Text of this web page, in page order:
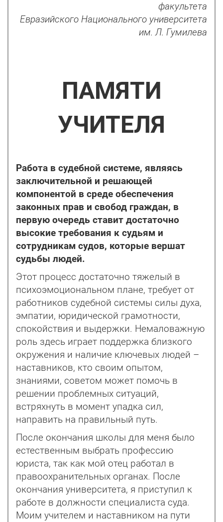
факультета
Евразийского Национального университета
им. Л. Гумилева
ПАМЯТИ
УЧИТЕЛЯ
Работа в судебной системе, являясь
заключительной и решающей
компонентой в среде обеспечения
законных прав и свобод граждан, в
первую очередь ставит достаточно
высокие требования к судьям и
сотрудникам судов, которые вершат
судьбы людей.
Этот процесс достаточно тяжелый в
психоэмоциональном плане, требует от
работников судебной системы силы духа,
эмпатии, юридической грамотности,
спокойствия и выдержки. Немаловажную
роль здесь играет поддержка близкого
окружения и наличие ключевых людей –
наставников, кто своим опытом,
знаниями, советом может помочь в
решении проблемных ситуаций,
встряхнуть в момент упадка сил,
направить на правильный путь.
После окончания школы для меня было
естественным выбрать профессию
юриста, так как мой отец работал в
правоохранительных органах. После
окончания университета, я приступил к
работе в должности специалиста суда.
Моим учителем и наставником на пути